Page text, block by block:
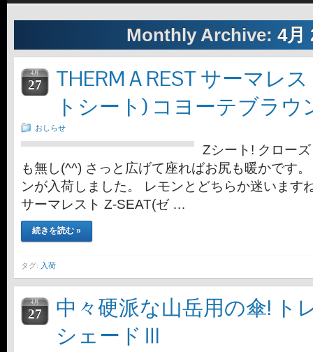
Monthly Archive: 4月
4月
27
THERM A REST サーマレ
トシート) コヨーテブラ
おしらせ
Zシート! クロー
も無し(^^) さっと広げて座ればお尻も暖かです
ンが入荷しました。 レモンとどちらか迷います
サーマレスト Z-SEAT(ゼ …
続きを読む »
タグ: 入荷
4月
27
中々硬派な山岳用の傘! ト
シェードⅢ